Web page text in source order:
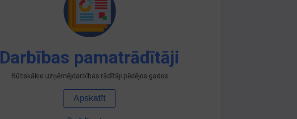
Darbības pamatrādītāji
Būtiskākie uzņēmējdarbības rādītāji pēdējos gados
Apskatīt